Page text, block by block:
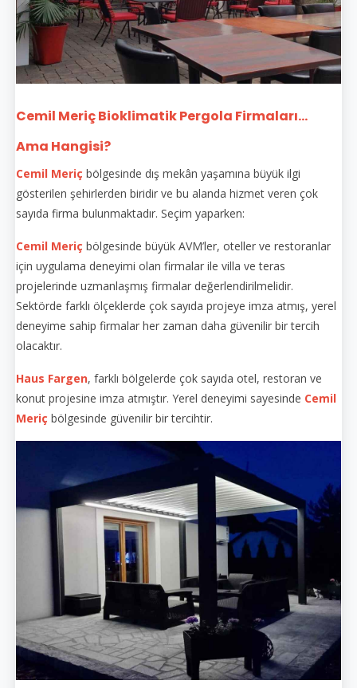
Cemil Meriç Bioklimatik Pergola Firmaları...
Ama Hangisi?
Cemil Meriç bölgesinde dış mekân yaşamına büyük ilgi
gösterilen şehirlerden biridir ve bu alanda hizmet veren çok
sayıda firma bulunmaktadır. Seçim yaparken:
Cemil Meriç bölgesinde büyük AVM’ler, oteller ve restoranlar
için uygulama deneyimi olan firmalar ile villa ve teras
projelerinde uzmanlaşmış firmalar değerlendirilmelidir.
Sektörde farklı ölçeklerde çok sayıda projeye imza atmış, yerel
deneyime sahip firmalar her zaman daha güvenilir bir tercih
olacaktır.
Haus Fargen, farklı bölgelerde çok sayıda otel, restoran ve
konut projesine imza atmıştır. Yerel deneyimi sayesinde Cemil
Meriç bölgesinde güvenilir bir tercihtir.